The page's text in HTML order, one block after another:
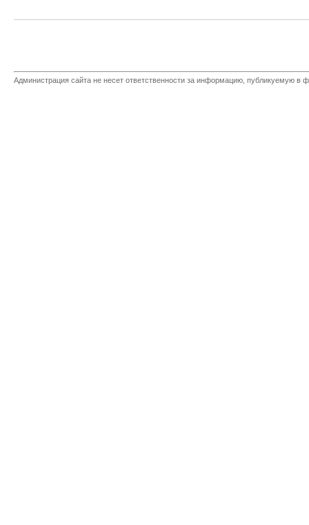
Администрация сайта не несет ответственности за информацию, публикуемую